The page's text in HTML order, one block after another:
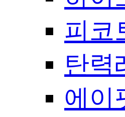
피코
탄력
에이